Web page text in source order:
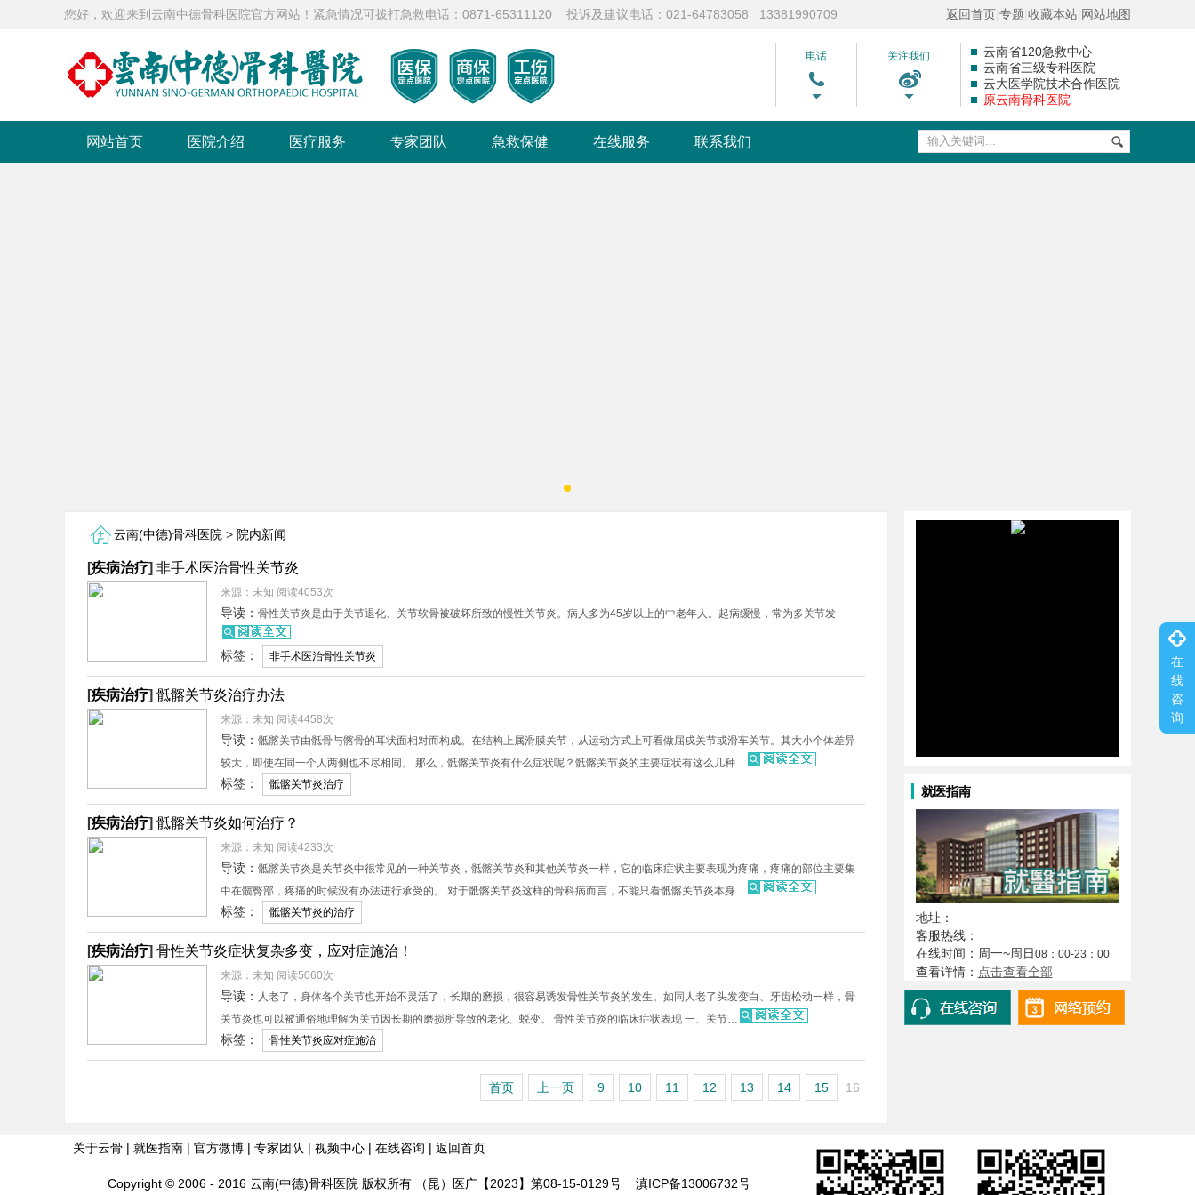
您好，欢迎来到云南中德骨科医院官方网站！紧急情况可拨打急救电话：0871-65311120 投诉及建议电话：021-64783058 13381990709 返回首页 专题 收藏本站 网站地图
电话 关注我们
云南省120急救中心
云南省三级专科医院
云大医学院技术合作医院
原云南骨科医院
网站首页 医院介绍 医疗服务 专家团队 急救保健 在线服务 联系我们
云南(中德)骨科医院 > 院内新闻
[疾病治疗] 非手术医治骨性关节炎
来源：未知 阅读4053次
导读： 骨性关节炎是由于关节退化、关节软骨被破坏所致的慢性关节炎。病人多为45岁以上的中老年人。起病缓慢，常为多关节发
标签： 非手术医治骨性关节炎
[疾病治疗] 骶髂关节炎治疗办法
来源：未知 阅读4458次
导读： 骶髂关节由骶骨与髂骨的耳状面相对而构成。在结构上属滑膜关节，从运动方式上可看做屈戌关节或滑车关节。其大小个体差异
较大，即使在同一个人两侧也不尽相同。 那么，骶髂关节炎有什么症状呢？骶髂关节炎的主要症状有这么几种…
标签： 骶髂关节炎治疗
[疾病治疗] 骶髂关节炎如何治疗？
来源：未知 阅读4233次
导读： 骶髂关节炎是关节炎中很常见的一种关节炎，骶髂关节炎和其他关节炎一样，它的临床症状主要表现为疼痛，疼痛的部位主要集
中在髋臀部，疼痛的时候没有办法进行承受的。 对于骶髂关节炎这样的骨科病而言，不能只看骶髂关节炎本身…
标签： 骶髂关节炎的治疗
[疾病治疗] 骨性关节炎症状复杂多变，应对症施治！
来源：未知 阅读5060次
导读： 人老了，身体各个关节也开始不灵活了，长期的磨损，很容易诱发骨性关节炎的发生。如同人老了头发变白、牙齿松动一样，骨
关节炎也可以被通俗地理解为关节因长期的磨损所导致的老化、蜕变。 骨性关节炎的临床症状表现 一、关节…
标签： 骨性关节炎应对症施治
首页 上一页 9 10 11 12 13 14 15 16
就医指南
地址：
客服热线：
在线时间：周一~周日08：00-23：00
查看详情： 点击查看全部
关于云骨 | 就医指南 | 官方微博 | 专家团队 | 视频中心 | 在线咨询 | 返回首页
Copyright © 2006 - 2016 云南(中德)骨科医院 版权所有 （昆）医广【2023】第08-15-0129号 滇ICP备13006732号
在
线
咨
询